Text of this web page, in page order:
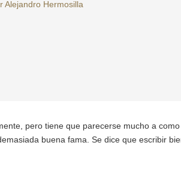
pero tiene que parecerse mucho a
buena fama. Se dice que escribir